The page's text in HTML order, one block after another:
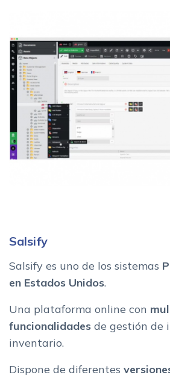
Salsify
Salsify es uno de los sistemas
en Estados Unidos.
Una plataforma online con
funcionalidades de gestión de
inventario.
Dispone de diferentes